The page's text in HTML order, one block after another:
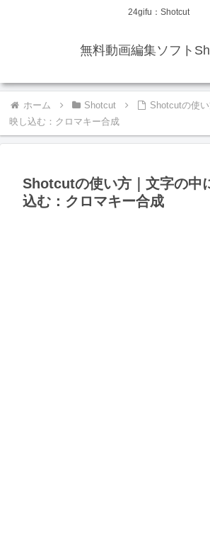
24gifu：Shotcut
無料動画編集ソフト
ホーム Shotcut
Shotcutの使
映し込む：クロマキー合成
Shotcutの使い方｜文字の中
込む：クロマキー合成